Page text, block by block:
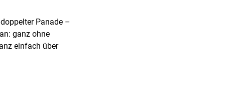
Panade –
ganz ohne
einfach über